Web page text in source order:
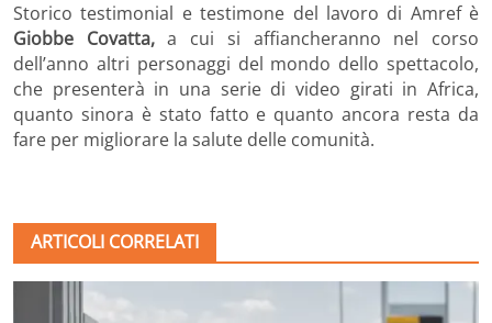
Storico testimonial e testimone del lavoro di Amref è
Giobbe Covatta,a cui si affiancheranno nel corso
dell’anno altri personaggi del mondo dello spettacolo,
che presenterà in una serie di video girati in Africa,
quanto sinora è stato fatto e quanto ancora resta da
fare per migliorare la salute delle comunità.
ARTICOLI CORRELATI